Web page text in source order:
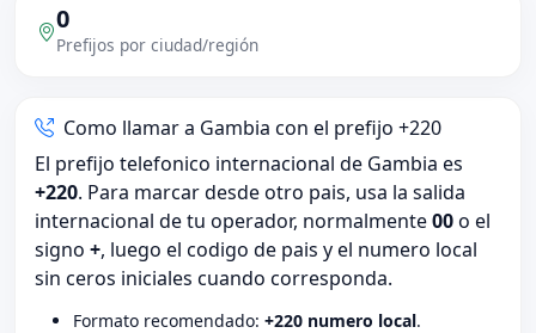
0
Prefijos por ciudad/región
Como llamar a Gambia con el prefijo +220
El prefijo telefonico internacional de Gambia es
+220. Para marcar desde otro pais, usa la salida
internacional de tu operador, normalmente00o el
signo +, luego el codigo de pais y el numero local
sin ceros iniciales cuando corresponda.
Formato recomendado: +220 numero local.